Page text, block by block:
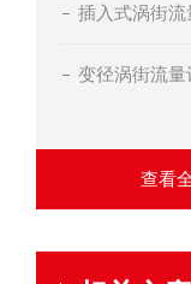
插入式涡街流
变径涡街流量
查看